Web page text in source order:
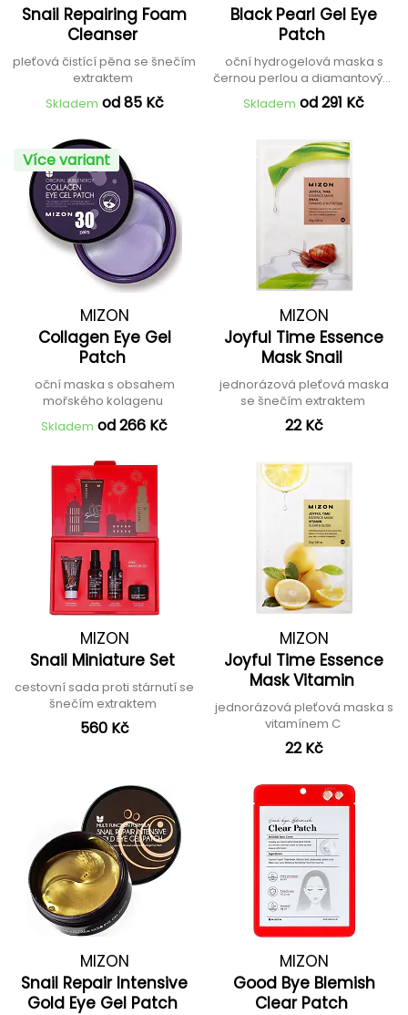
Snail Repairing Foam
Cleanser
pleťová čistící pěna se šnečím
extraktem
Skladem od 85 Kč
Black Pearl Gel Eye
Patch
oční hydrogelová maska s
černou perlou a diamantovým
pudrem
Skladem od 291 Kč
Více variant
MIZON
Collagen Eye Gel
Patch
oční maska s obsahem
mořského kolagenu
Skladem od 266 Kč
MIZON
Joyful Time Essence
Mask Snail
jednorázová pleťová maska
se šnečím extraktem
22 Kč
MIZON
Snail Miniature Set
cestovní sada proti stárnutí se
šnečím extraktem
560 Kč
MIZON
Joyful Time Essence
Mask Vitamin
jednorázová pleťová maska s
vitamínem C
22 Kč
MIZON
Snail Repair Intensive
Gold Eye Gel Patch
MIZON
Good Bye Blemish
Clear Patch